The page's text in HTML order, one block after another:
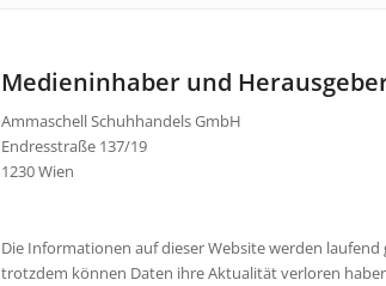
Medieninhaber und
Ammaschell Schuhhandels GmbH
Endresstraße 137/19
1230 Wien
Die Informationen auf dieser Website werden
trotzdem können Daten ihre Aktualität verloren